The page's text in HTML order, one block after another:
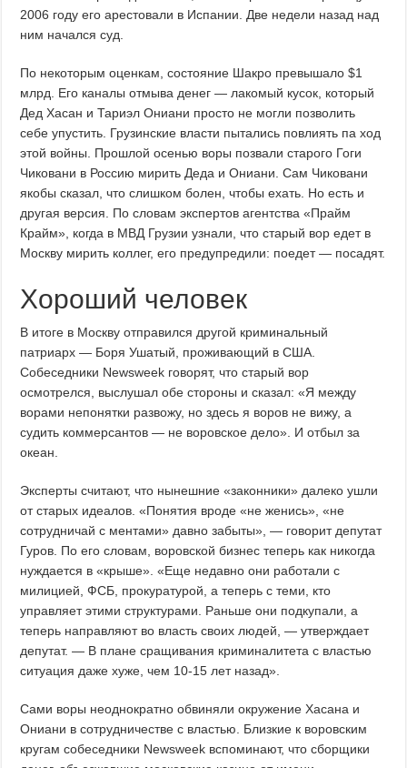
2006 году его арестовали в Испании. Две недели назад над
ним начался суд.
По некоторым оценкам, состояние Шакро превышало $1
млрд. Его каналы отмыва денег — лакомый кусок, который
Дед Хасан и Тариэл Ониани просто не могли позволить
себе упустить. Грузинские власти пытались повлиять па ход
этой войны. Прошлой осенью воры позвали старого Гоги
Чиковани в Россию мирить Деда и Ониани. Сам Чиковани
якобы сказал, что слишком болен, чтобы ехать. Но есть и
другая версия. По словам экспертов агентства «Прайм
Крайм», когда в МВД Грузии узнали, что старый вор едет в
Москву мирить коллег, его предупредили: поедет — посадят.
Хороший человек
В итоге в Москву отправился другой криминальный
патриарх — Боря Ушатый, проживающий в США.
Собеседники Newsweek говорят, что старый вор
осмотрелся, выслушал обе стороны и сказал: «Я между
ворами непонятки развожу, но здесь я воров не вижу, а
судить коммерсантов — не воровское дело». И отбыл за
океан.
Эксперты считают, что нынешние «законники» далеко ушли
от старых идеалов. «Понятия вроде «не женись», «не
сотрудничай с ментами» давно забыты», — говорит депутат
Гуров. По его словам, воровской бизнес теперь как никогда
нуждается в «крыше». «Еще недавно они работали с
милицией, ФСБ, прокуратурой, а теперь с теми, кто
управляет этими структурами. Раньше они подкупали, а
теперь направляют во власть своих людей, — утверждает
депутат. — В плане сращивания криминалитета с властью
ситуация даже хуже, чем 10-15 лет назад».
Сами воры неоднократно обвиняли окружение Хасана и
Ониани в сотрудничестве с властью. Близкие к воровским
кругам собеседники Newsweek вспоминают, что сборщики